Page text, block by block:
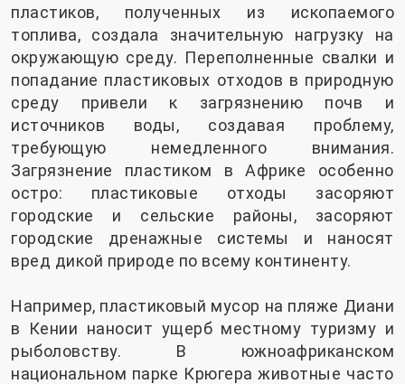
пластиков, полученных из ископаемого
топлива, создала значительную нагрузку на
окружающую среду. Переполненные свалки и
попадание пластиковых отходов в природную
среду привели к загрязнению почв и
источников воды, создавая проблему,
требующую немедленного внимания.
Загрязнение пластиком в Африке особенно
остро: пластиковые отходы засоряют
городские и сельские районы, засоряют
городские дренажные системы и наносят
вред дикой природе по всему континенту.
Например, пластиковый мусор на пляже Диани
в Кении наносит ущерб местному туризму и
рыболовству. В южноафриканском
национальном парке Крюгера животные часто